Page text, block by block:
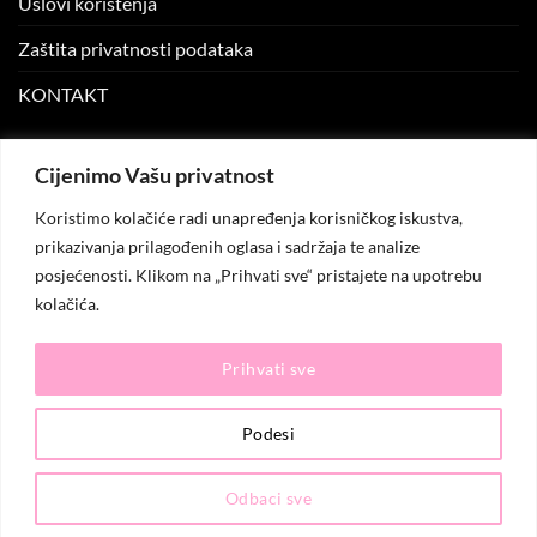
Cijenimo Vašu privatnost
Koristimo kolačiće radi unapređenja korisničkog iskustva,
prikazivanja prilagođenih oglasa i sadržaja te analize
posjećenosti. Klikom na „Prihvati sve“ pristajete na upotrebu
kolačića.
Podesi
Odbaci sve
Prihvati sve
Zaštita privatnosti podataka
KONTAKT
Moje narudžbe
© 2026KO.MODA. Sva prava zadržana.